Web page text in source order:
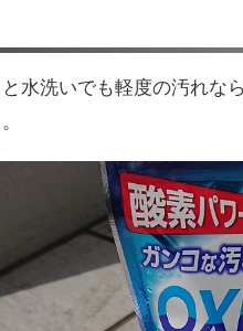
水洗いでも軽度の汚れな